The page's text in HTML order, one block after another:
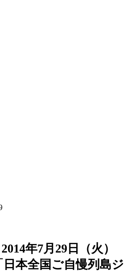
年7月29日（火）
本全国ご自慢列島ジ